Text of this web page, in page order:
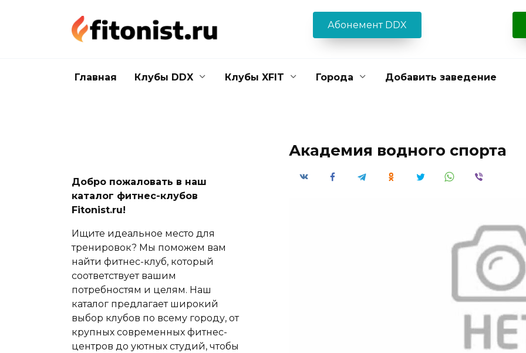
Абонемент DDX
Главная Клубы DDX Клубы XFIT Города Добавить заведение
Академия водного спорта
Добро пожаловать в наш
каталог фитнес-клубов
Fitonist.ru!
Ищите идеальное место для
тренировок? Мы поможем вам
найти фитнес-клуб, который
соответствует вашим
потребностям и целям. Наш
каталог предлагает широкий
выбор клубов по всему городу, от
крупных современных фитнес-
центров до уютных студий, чтобы